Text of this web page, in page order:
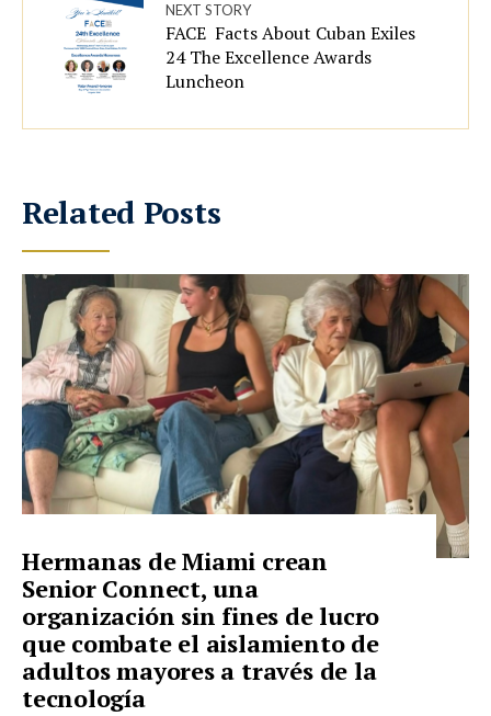
NEXT STORY
FACE Facts About Cuban Exiles
24 The Excellence Awards
Luncheon
Related Posts
Hermanas de Miami crean
Senior Connect, una
organización sin fines de lucro
que combate el aislamiento de
adultos mayores a través de la
tecnología